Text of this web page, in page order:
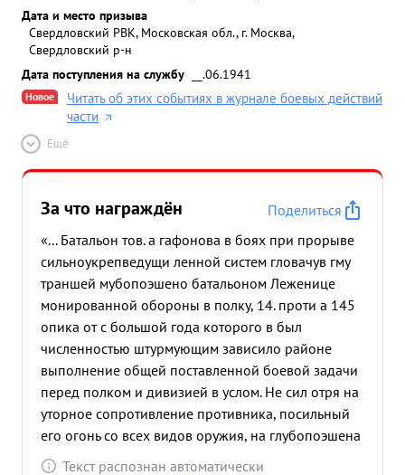
Дата и место призыва
Свердловский РВК, Московская обл., г. Москва,
Свердловский р-н
Дата поступления на службу
__.06.1941
Новое
Читать об этих событиях в журнале боевых действий
части
Ещё
За что награждён
Поделиться
«... Батальон тов. а гафонова в боях при прорыве
сильноукрепведущи ленной систем гловачув гму
траншей мубопоэшено батальоном Леженице
монированной обороны в полку, 14. проти а 145
опика от с большой года которого в был
численностью штурмующим зависило районе
выполнение общей поставленной боевой задачи
перед полком и дивизией в услом. Не сил отря на
уторное сопротивление противника, посильный
его огонь со всех видов оружия, на глубопоэшена
пированность перед батальоном системы была
Текст распознан автоматически